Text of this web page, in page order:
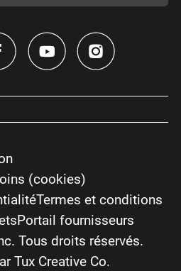
(cookies)
Termes et conditions
Portail fournisseurs
Tous droits réservés.
Tux Creative Co.